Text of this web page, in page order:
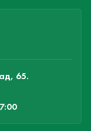
65.